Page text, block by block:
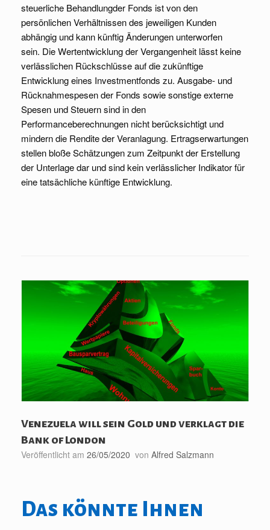
steuerliche Behandlungder Fonds ist von den
persönlichen Verhältnissen des jeweiligen Kunden
abhängig und kann künftig Änderungen unterworfen
sein. Die Wertentwicklung der Vergangenheit lässt keine
verlässlichen Rückschlüsse auf die zukünftige
Entwicklung eines Investmentfonds zu. Ausgabe- und
Rücknahmespesen der Fonds sowie sonstige externe
Spesen und Steuern sind in den
Performanceberechnungen nicht berücksichtigt und
mindern die Rendite der Veranlagung. Ertragserwartungen
stellen bloße Schätzungen zum Zeitpunkt der Erstellung
der Unterlage dar und sind kein verlässlicher Indikator für
eine tatsächliche künftige Entwicklung.
Venezuela will sein Gold und verklagt die
Bank of London
Veröffentlicht am 26/05/2020 von Alfred Salzmann
Das könnte Ihnen